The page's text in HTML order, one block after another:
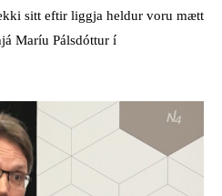
sitt eftir liggja heldur voru mætt
Maríu Pálsdóttur í